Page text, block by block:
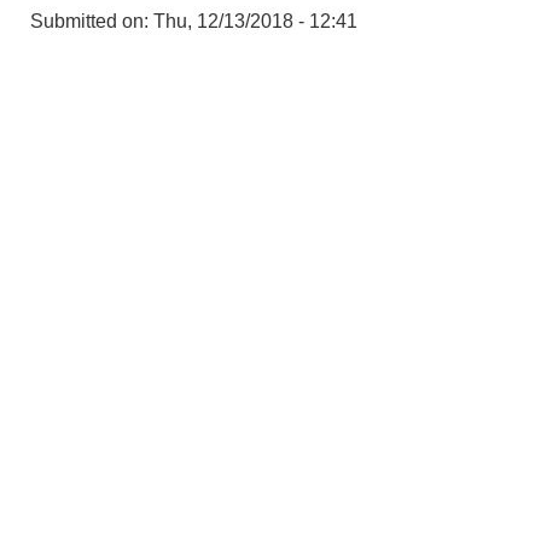
Submitted on: Thu, 12/13/2018 - 12:41